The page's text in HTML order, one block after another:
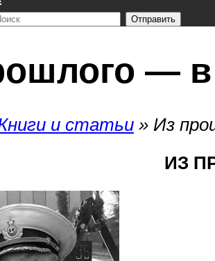
Отправить
— в
и статьи » Из
ИЗ